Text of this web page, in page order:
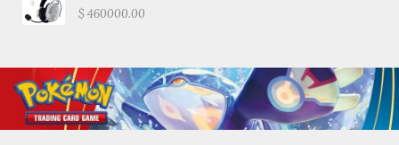
$ 460000.00